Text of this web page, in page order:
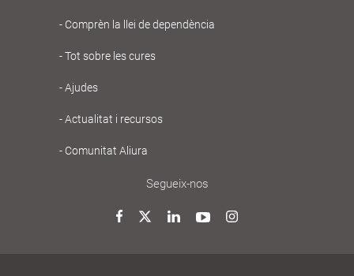
Navegació
principal
Gent
Gran
Comprèn la llei de dependència
Tot sobre les cures
Ajudes
Actualitat i recursos
Comunitat Aliura
Segueix-nos
Facebook
TwitterLinkedInYouTubeInstagram